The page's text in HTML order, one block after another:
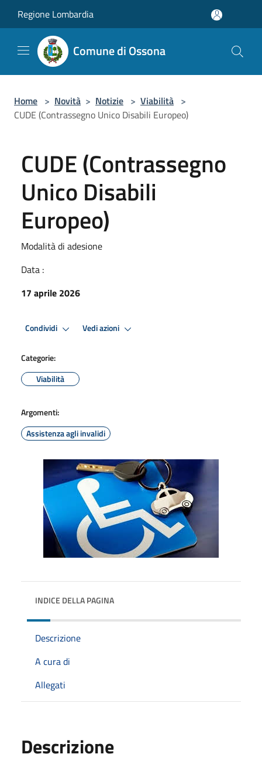
Regione Lombardia
Comune di Ossona
Home > Novità > Notizie > Viabilità >
CUDE (Contrassegno Unico Disabili Europeo)
CUDE (Contrassegno
Unico Disabili
Europeo)
Modalità di adesione
Data :
17 aprile 2026
Condividi Vedi azioni
Categorie:
Viabilità
Argomenti:
Assistenza agli invalidi
INDICE DELLA PAGINA
Descrizione
A cura di
Allegati
Descrizione